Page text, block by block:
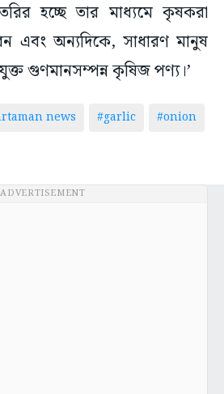
হচ্ছে তার মাধ্যমে কৃষকরা
এবং অন্যদিকে, সাধারণ মানুষ
গুণমানসম্পন্ন কৃষিজ পণ্য।’
news #garlic
#onion
ADVERTISEMENT